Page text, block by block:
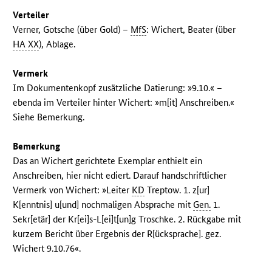
Verteiler
Verner, Gotsche (über Gold) – MfS: Wichert, Beater (über
HA XX), Ablage.
Vermerk
Im Dokumentenkopf zusätzliche Datierung: »9.10.« –
ebenda im Verteiler hinter Wichert: »m[it] Anschreiben.«
Siehe Bemerkung.
Bemerkung
Das an Wichert gerichtete Exemplar enthielt ein
Anschreiben, hier nicht ediert. Darauf handschriftlicher
Vermerk von Wichert: »Leiter KD Treptow. 1. z[ur]
K[enntnis] u[und] nochmaligen Absprache mit Gen. 1.
Sekr[etär] der Kr[ei]s-L[ei]t[un]g Troschke. 2. Rückgabe mit
kurzem Bericht über Ergebnis der R[ücksprache]. gez.
Wichert 9.10.76«.